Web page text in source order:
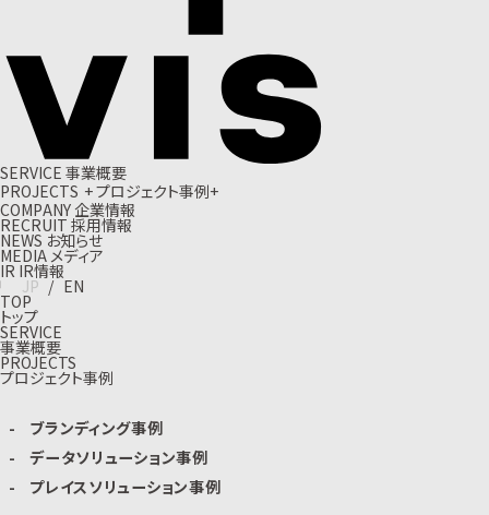
SERVICE 事業概要
PROJECTS +プロジェクト事例+
COMPANY企業情報
RECRUIT 採用情報
NEWS お知らせ
MEDIA メディア
IR IR情報
JP / EN
TOP
トップ
SERVICE
事業概要
PROJECTS
プロジェクト事例
ブランディング事例
データソリューション事例
プレイスソリューション事例